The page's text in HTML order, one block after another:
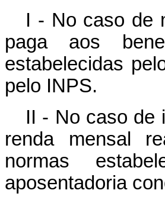
I - No caso de
paga aos
estabelecidas
pelo INPS.
II - No caso de
renda mensal
normas
aposentadoria